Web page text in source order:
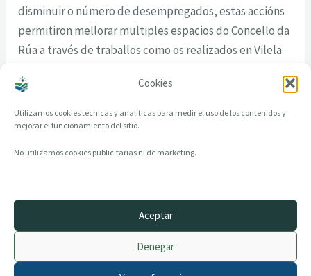
Cookies
Utilizamos cookies técnicas y analíticas para medir el uso de los contenidos y
mejorar el funcionamiento del sitio.
No utilizamos cookies publicitarias ni de marketing.
Aceptar
Denegar
disminuir o número de desempregados, estas accións
permitiron mellorar multiples espacios do Concello da
Rúa a través de traballos como os realizados en Vilela
recuperou o seu entorno.
© 2014–2026 creandotuprovincia.es · Todos los derechos reservados